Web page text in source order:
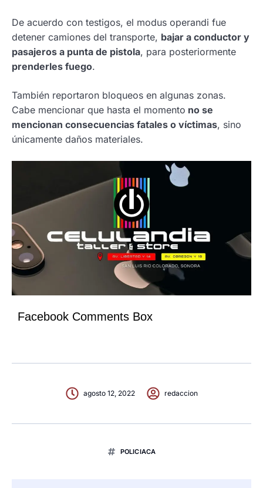
De acuerdo con testigos, el modus operandi fue
detener camiones del transporte, bajar a conductor y
pasajeros a punta de pistola, para posteriormente
prenderles fuego.
También reportaron bloqueos en algunas zonas.
Cabe mencionar que hasta el momento no se
mencionan consecuencias fatales o víctimas, sino
únicamente daños materiales.
Facebook Comments Box
agosto 12, 2022 redaccion
POLICIACA